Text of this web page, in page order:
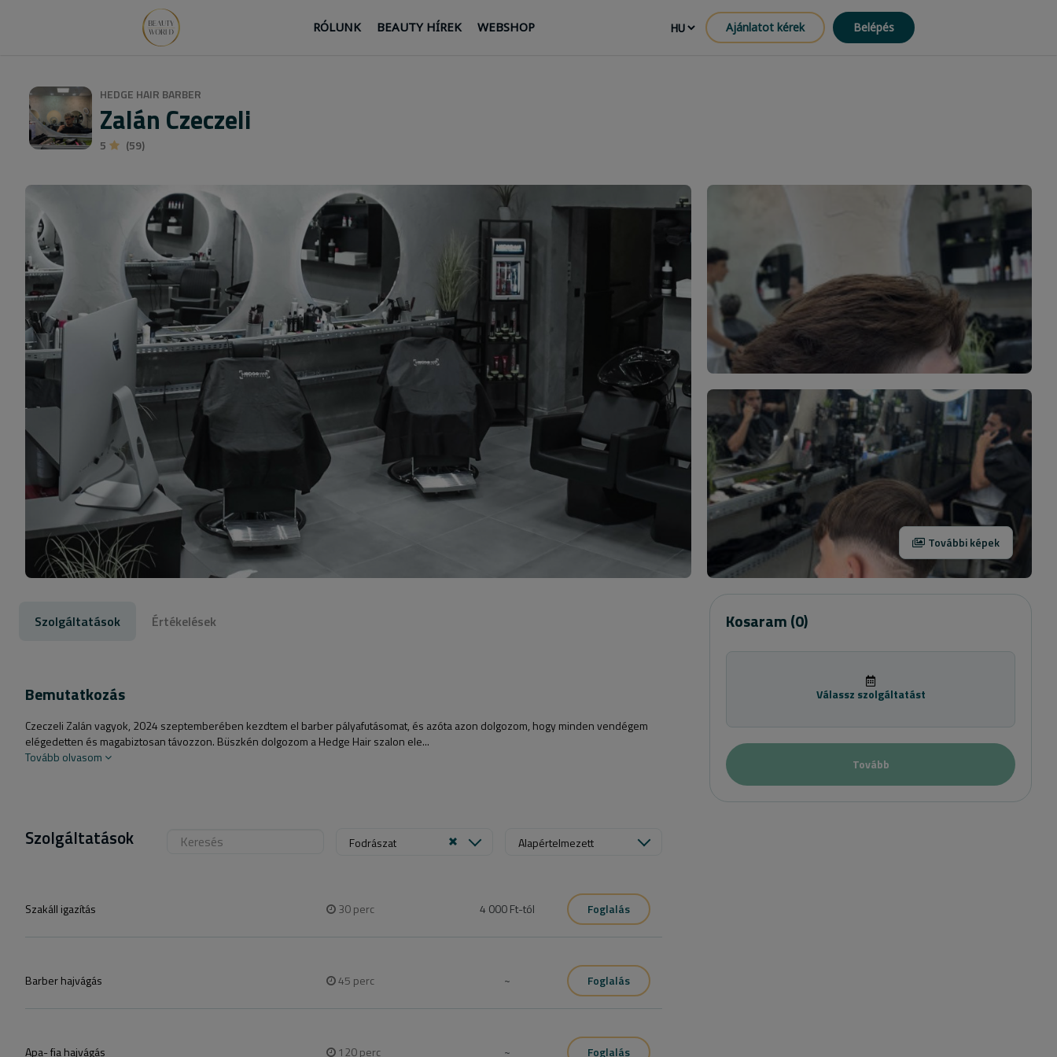
RÓLUNK BEAUTY HÍREK WEBSHOP Ajánlatot kérek Belépés
HEDGE HAIR BARBER
Zalán Czeczeli
5 (59)
További képek
Szolgáltatások Értékelések
Bemutatkozás
Czeczeli Zalán vagyok, 2024 szeptemberében kezdtem el barber pályafutásomat, és azóta azon dolgozom, hogy minden vendégem
elégedetten és magabiztosan távozzon. Büszkén dolgozom a Hedge Hair szalon ele...
Tovább olvasom
Szolgáltatások Fodrászat Alapértelmezett
Szakáll igazítás 30perc 4 000 Ft-tól Foglalás
Barber hajvágás 45 perc ~ Foglalás
Apa- fia hajvágás 120perc ~ Foglalás
Kosaram(0)
Válassz szolgáltatást
Tovább